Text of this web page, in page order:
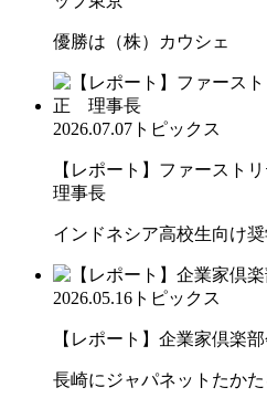
優勝は（株）カウシェ
2026.07.07 トピックス
【レポート】ファース
理事長
インドネシア高校生向け
2026.05.16 トピックス
【レポート】企業家倶楽
長崎にジャパネットたか